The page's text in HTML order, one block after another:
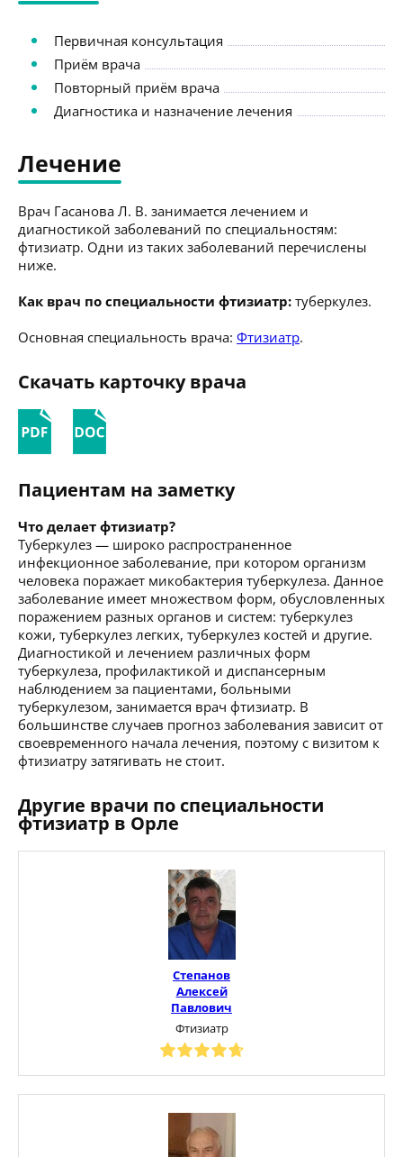
Первичная консультация
Приём врача
Повторный приём врача
Диагностика и назначение лечения
Лечение
Врач Гасанова Л. В. занимается лечением и
диагностикой заболеваний по специальностям:
фтизиатр. Одни из таких заболеваний перечислены
ниже.
Как врач по специальности фтизиатр: туберкулез.
Основная специальность врача: Фтизиатр.
Скачать карточку врача
Пациентам на заметку
Что делает фтизиатр?
Туберкулез — широко распространенное
инфекционное заболевание, при котором организм
человека поражает микобактерия туберкулеза. Данное
заболевание имеет множеством форм, обусловленных
поражением разных органов и систем: туберкулез
кожи, туберкулез легких, туберкулез костей и другие.
Диагностикой и лечением различных форм
туберкулеза, профилактикой и диспансерным
наблюдением за пациентами, больными
туберкулезом, занимается врач фтизиатр. В
большинстве случаев прогноз заболевания зависит от
своевременного начала лечения, поэтому с визитом к
фтизиатру затягивать не стоит.
Другие врачи по специальности
фтизиатр в Орле
Степанов
Алексей
Павлович
Фтизиатр